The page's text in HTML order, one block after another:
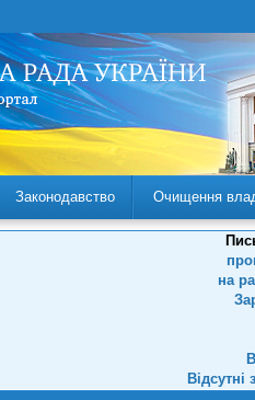
Законодавство Очищення
на